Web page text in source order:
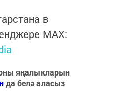
в
MАХ:
яңалыкларын
да белә аласыз